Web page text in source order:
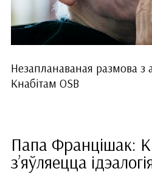
Незапланаваная размова
Кнабітам OSB
Папа Францішак:
з’яўляецца